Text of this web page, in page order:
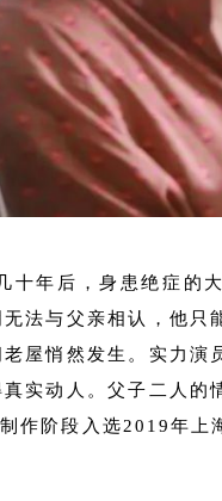
年后，身患绝症的
法与父亲相认，他只
屋悄然发生。实力演
实动人。父子二人的
作阶段入选2019年上